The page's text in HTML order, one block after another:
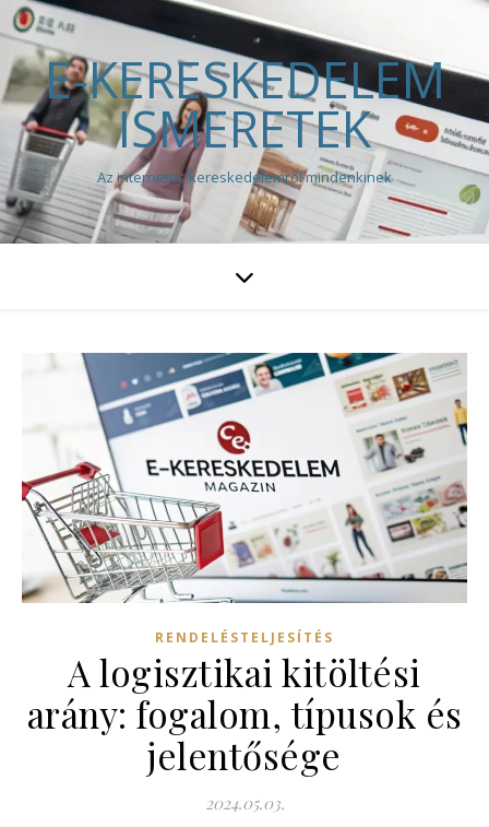
E-KERESKEDELEM
ISMERETEK
Az internetes kereskedelemről mindenkinek
RENDELÉSTELJESÍTÉS
A logisztikai kitöltési
arány: fogalom, típusok és
jelentősége
2024.05.03.